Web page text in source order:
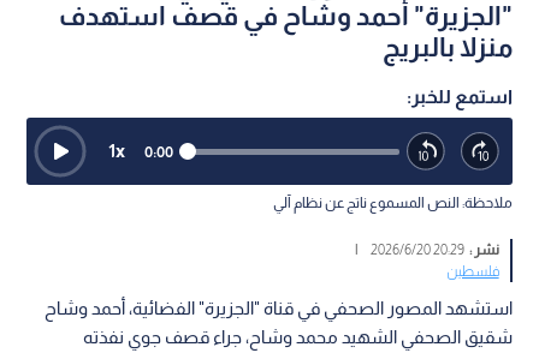
"الجزيرة" أحمد وشاح في قصف استهدف
منزلا بالبريج
استمع للخبر:
0:00
1x
ملاحظة: النص المسموع ناتج عن نظام آلي
نشر :20:29 2026/6/20
فلسطين
استشهد المصور الصحفي في قناة "الجزيرة" الفضائية، أحمد وشاح
شقيق الصحفي الشهيد محمد وشاح، جراء قصف جوي نفذته